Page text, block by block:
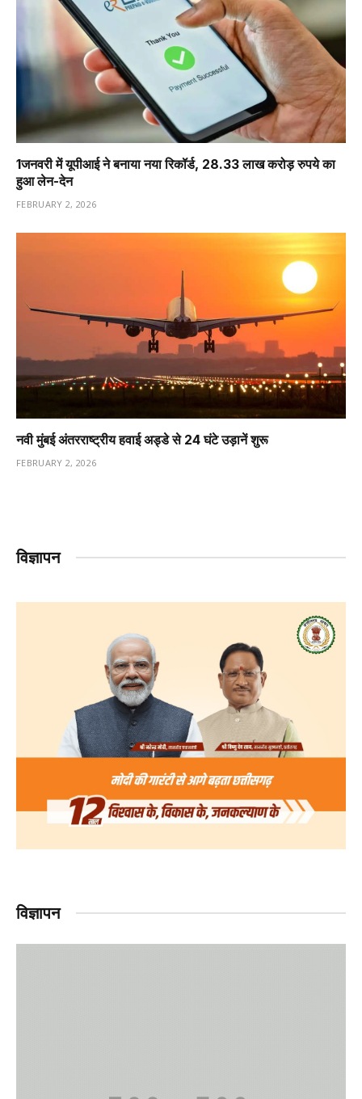
1️जनवरी में यूपीआई ने बनाया नया रिकॉर्ड, 28.33 लाख करोड़ रुपये का
हुआ लेन-देन
FEBRUARY 2, 2026
नवी मुंबई अंतरराष्ट्रीय हवाई अड्डे से 24 घंटे उड़ानें शुरू
FEBRUARY 2, 2026
विज्ञापन
विज्ञापन